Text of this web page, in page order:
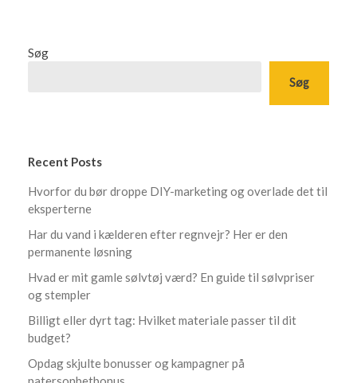
Søg
Søg
Recent Posts
Hvorfor du bør droppe DIY-marketing og overlade det til
eksperterne
Har du vand i kælderen efter regnvejr? Her er den
permanente løsning
Hvad er mit gamle sølvtøj værd? En guide til sølvpriser
og stempler
Billigt eller dyrt tag: Hvilket materiale passer til dit
budget?
Opdag skjulte bonusser og kampagner på